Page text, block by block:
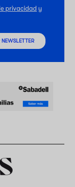
privacidad y
NEWSLETTER